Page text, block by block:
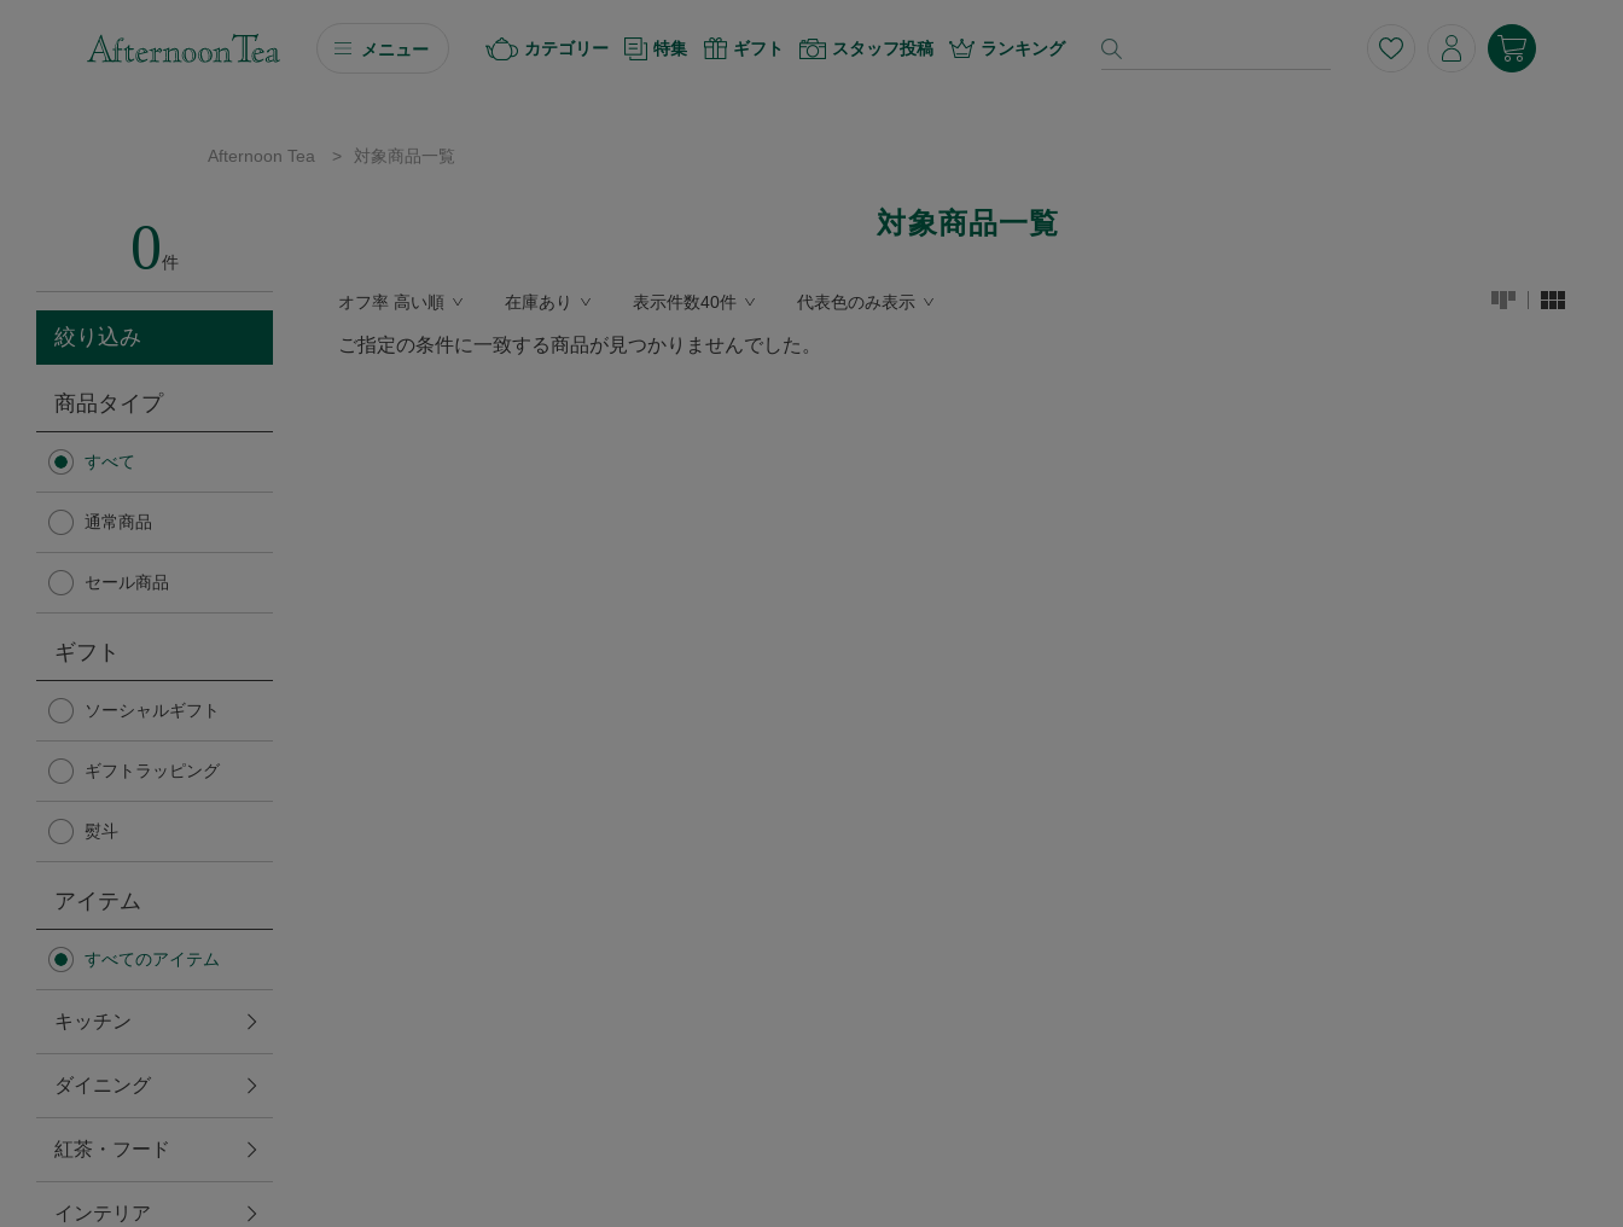
メニュー
ソーシャルギフト
カタログギフト
Afternoon Tea TEAROOM
Afternoon Tea TEAROOM
日傘
保冷バッグ
無重力シリーズ
トラベルグッズ
ランチ
カテゴリー 特集 ギフト スタッフ投稿 ランキング
Afternoon Tea > 対象商品一覧
0件
絞り込み
商品タイプ
すべて
通常商品
セール商品
ギフト
ソーシャルギフト
ギフトラッピング
熨斗
アイテム
すべてのアイテム
キッチン
ダイニング
紅茶・フード
インテリア
対象商品一覧
オフ率 高い順 在庫あり 表示件数40件 代表色のみ表示
ご指定の条件に一致する商品が見つかりませんでした。